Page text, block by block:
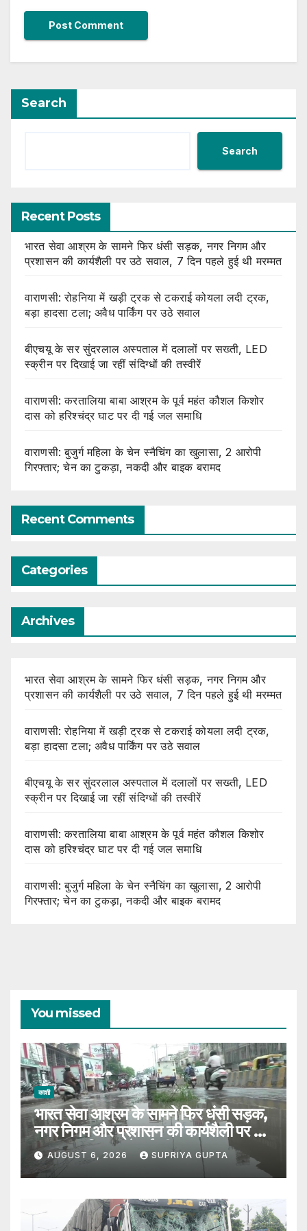
Search
Search
Recent Posts
भारत सेवा आश्रम के सामने फिर धंसी सड़क, नगर निगम और
प्रशासन की कार्यशैली पर उठे सवाल, 7 दिन पहले हुई थी मरम्मत
वाराणसी: रोहनिया में खड़ी ट्रक से टकराई कोयला लदी ट्रक,
बड़ा हादसा टला; अवैध पार्किंग पर उठे सवाल
बीएचयू के सर सुंदरलाल अस्पताल में दलालों पर सख्ती, LED
स्क्रीन पर दिखाई जा रहीं संदिग्धों की तस्वीरें
वाराणसी: करतालिया बाबा आश्रम के पूर्व महंत कौशल किशोर
दास को हरिश्चंद्र घाट पर दी गई जल समाधि
वाराणसी: बुजुर्ग महिला के चेन स्नैचिंग का खुलासा, 2 आरोपी
गिरफ्तार; चेन का टुकड़ा, नकदी और बाइक बरामद
Recent Comments
Categories
Archives
भारत सेवा आश्रम के सामने फिर धंसी सड़क, नगर निगम और
प्रशासन की कार्यशैली पर उठे सवाल, 7 दिन पहले हुई थी मरम्मत
वाराणसी: रोहनिया में खड़ी ट्रक से टकराई कोयला लदी ट्रक,
बड़ा हादसा टला; अवैध पार्किंग पर उठे सवाल
बीएचयू के सर सुंदरलाल अस्पताल में दलालों पर सख्ती, LED
स्क्रीन पर दिखाई जा रहीं संदिग्धों की तस्वीरें
वाराणसी: करतालिया बाबा आश्रम के पूर्व महंत कौशल किशोर
दास को हरिश्चंद्र घाट पर दी गई जल समाधि
वाराणसी: बुजुर्ग महिला के चेन स्नैचिंग का खुलासा, 2 आरोपी
गिरफ्तार; चेन का टुकड़ा, नकदी और बाइक बरामद
You missed
काशी
भारत सेवा आश्रम के सामने फिर धंसी सड़क,
नगर निगम और प्रशासन की कार्यशैली पर उठे
सवाल, 7 दिन पहले हुई थी मरम्मत
AUGUST 6, 2026 SUPRIYA GUPTA